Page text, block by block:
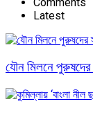
Comments
Latest
যৌন মিলনে